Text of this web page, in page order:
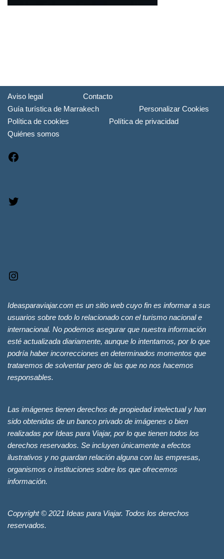
Aviso legal
Contacto
Guía turística de Marrakech
Personalizar Cookies
Política de cookies
Política de privacidad
Quiénes somos
Ideasparaviajar.com es un sitio web cuyo fin es informar a sus
usuarios sobre todo lo relacionado con el turismo nacional e
internacional. No podemos asegurar que nuestra información
esté actualizada diariamente, aunque lo intentamos, por lo que
podría haber incorrecciones en determinados momentos que
trataremos de solventar pero de las que no nos hacemos
responsables.
Las imágenes tienen derechos de propiedad intelectual y han
sido obtenidas de un banco privado de imágenes o bien
realizadas por Ideas para Viajar, por lo que tienen todos los
derechos reservados. Se incluyen únicamente a efectos
ilustrativos y no guardan relación alguna con las empresas,
organismos o instituciones sobre los que ofrecemos
información.
Copyright © 2021 Ideas para Viajar. Todos los derechos
reservados.